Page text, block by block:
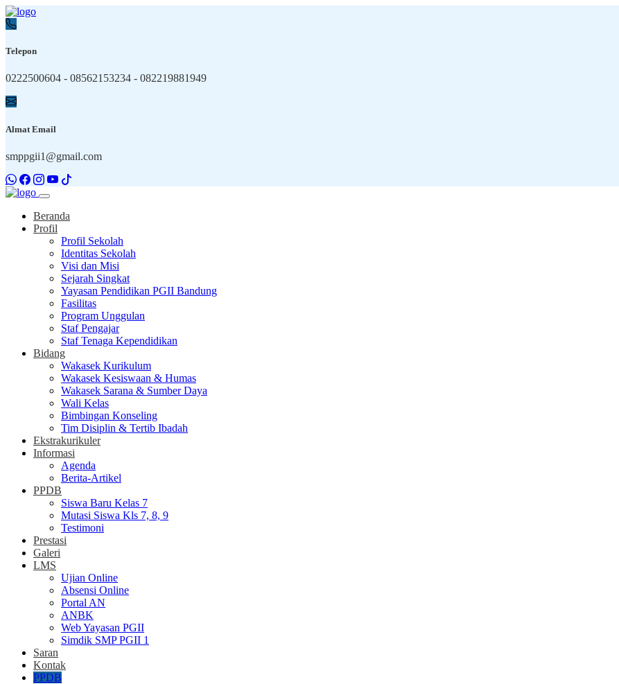
Telepon
0222500604 - 08562153234 - 082219881949
Almat Email
smppgii1@gmail.com
Beranda
Profil
Profil Sekolah
Identitas Sekolah
Visi dan Misi
Sejarah Singkat
Yayasan Pendidikan PGII Bandung
Fasilitas
Program Unggulan
Staf Pengajar
Staf Tenaga Kependidikan
Bidang
Wakasek Kurikulum
Wakasek Kesiswaan & Humas
Wakasek Sarana & Sumber Daya
Wali Kelas
Bimbingan Konseling
Tim Disiplin & Tertib Ibadah
Ekstrakurikuler
Informasi
Agenda
Berita-Artikel
PPDB
Siswa Baru Kelas 7
Mutasi Siswa Kls 7, 8, 9
Testimoni
Prestasi
Galeri
LMS
Ujian Online
Absensi Online
Portal AN
ANBK
Web Yayasan PGII
Simdik SMP PGII 1
Saran
Kontak
PPDB